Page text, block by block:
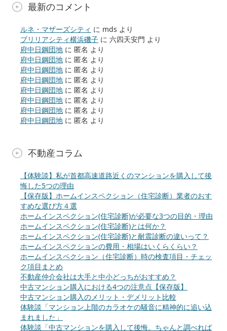
最新のコメント
ルネ・マザーズシティ に mds より
ブリリアシティ横浜磯子 に 六四天安門 より
府中日鋼団地 に 匿名 より
府中日鋼団地 に 匿名 より
府中日鋼団地 に 匿名 より
府中日鋼団地 に 匿名 より
府中日鋼団地 に 匿名 より
府中日鋼団地 に 匿名 より
府中日鋼団地 に 匿名 より
府中日鋼団地 に 匿名 より
不動産コラム
【体験談】私が首都高速道路近くのマンションを購入して後
悔した5つの理由
【保存版】ホームインスペクション（住宅診断）業者のおす
すめな選び方４選
ホームインスペクション(住宅診断)が必要な3つの目的・理由
ホームインスペクション(住宅診断)とは何か？
ホームインスペクション(住宅診断)と耐震診断の違いって？
ホームインスペクションの費用・相場はいくらくらい？
ホームインスペクション（住宅診断）時の検査項目・チェッ
ク項目まとめ
不動産仲介会社は大手と中小どっちがおすすめ？
中古マンション購入における4つの注意点【保存版】
中古マンション購入のメリット・デメリット比較
体験談「マンション上階のカラオケの騒音に精神的に追い込
まれました」
体験談「中古マンションを購入して後悔。ちゃんと調べれば